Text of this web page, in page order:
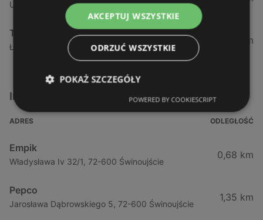
Ul. Półwiejska 7b, 72-320 Trzebiatów
TEDi
Łużycka 76c (Fmz S1, 74-100 Gryfino
74,79 km
Inne sklepy Inne w pobliżu
ADRES ODLEGŁOŚĆ
Empik
Władysława Iv 32/1, 72-600 Świnoujście
0,68 km
Pepco
Jarosława Dąbrowskiego 5, 72-600 Świnoujście
1,35 km
AKCEPTUJ WSZYSTKIE
ODRZUĆ WSZYSTKIE
POKAŻ SZCZEGÓŁY
POWERED BY COOKIESCRIPT